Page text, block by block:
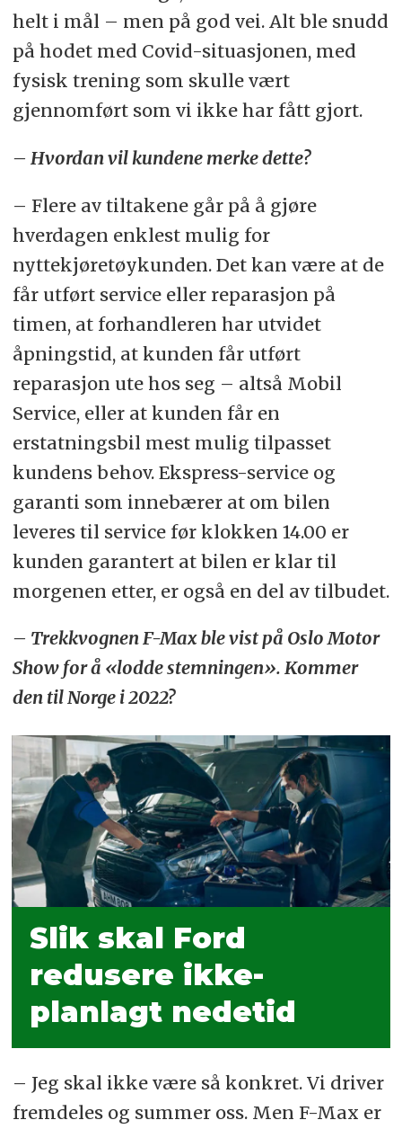
helt i mål – men på god vei. Alt ble snudd
på hodet med Covid-situasjonen, med
fysisk trening som skulle vært
gjennomført som vi ikke har fått gjort.
– Hvordan vil kundene merke dette?
– Flere av tiltakene går på å gjøre
hverdagen enklest mulig for
nyttekjøretøykunden. Det kan være at de
får utført service eller reparasjon på
timen, at forhandleren har utvidet
åpningstid, at kunden får utført
reparasjon ute hos seg – altså Mobil
Service, eller at kunden får en
erstatningsbil mest mulig tilpasset
kundens behov. Ekspress-service og
garanti som innebærer at om bilen
leveres til service før klokken 14.00 er
kunden garantert at bilen er klar til
morgenen etter, er også en del av tilbudet.
– Trekkvognen F-Max ble vist på Oslo Motor
Show for å «lodde stemningen». Kommer
den til Norge i 2022?
Slik skal Ford
redusere ikke-
planlagt nedetid
– Jeg skal ikke være så konkret. Vi driver
fremdeles og summer oss. Men F-Max er